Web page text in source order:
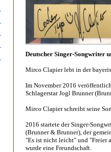
Deutscher Singer-Songwriter
Mirco Clapier lebt in der
Im November 2016
Schlagerstar Jogl Brunner
Mirco Clapier schreibt seine
2016 startete der Singer-
(Brunner & Brunner), der
"Es ist nicht leicht" und "Freier
wurde eine Freundschaft.